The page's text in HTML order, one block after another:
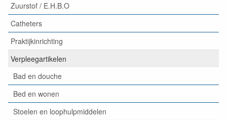
Zuurstof / E.H.B.O
Catheters
Praktijkinrichting
Verpleegartikelen
Bad en douche
Bed en wonen
Stoelen en loophulpmiddelen